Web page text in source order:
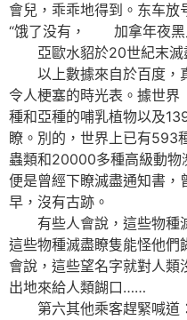
會兒，乖乖地得到。东车放
“饿了没有， 加拿年夜黑
亞歐水貂於20世紀末滅
以上數據來自於百度，
令人梗塞的時光表。據世界
種和亞種的哺乳植物以及
瞭。別的，世界上已有593
蟲類和20000多種高級動
便是曾經下瞭滅盡通知書，
早，沒有古跡。
有些人會說，這些物種
這些物種滅盡瞭隻能怪他們
會說，這些望名字就對人類
出地來給人類餬口……
第六其他乘客趕緊喊道